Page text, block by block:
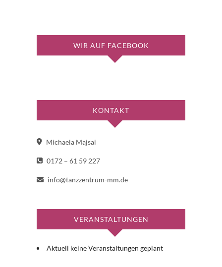
WIR AUF FACEBOOK
KONTAKT
Michaela Majsai
0172 – 61 59 227
info@tanzzentrum-mm.de
VERANSTALTUNGEN
Aktuell keine Veranstaltungen geplant